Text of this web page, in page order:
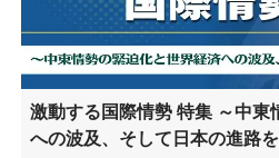
激動する国際情勢 特集 ～中
への波及、そして日本の進路